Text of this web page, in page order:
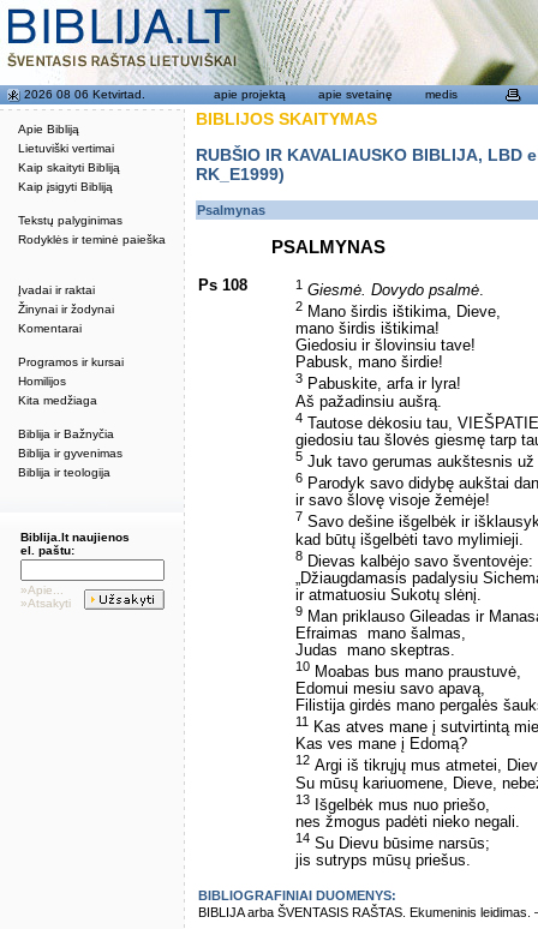
Apie Bibliją
Lietuviški vertimai
Kaip skaityti Bibliją
Kaip įsigyti Bibliją
Tekstų palyginimas
Rodyklės ir teminė paieška
Įvadai ir raktai
Žinynai ir žodynai
Komentarai
Programos ir kursai
Homilijos
Kita medžiaga
Biblija ir Bažnyčia
Biblija ir gyvenimas
Biblija ir teologija
2026 08 06 Ketvirtad. apie projektą apie svetainę medis
Biblija.lt naujienos
el. paštu:
»Apie...
»Atsakyti
BIBLIJOS SKAITYMAS
RUBŠIO IR KAVALIAUSKO BIBLIJA,
RK_E1999)
Psalmynas
PSALMYNAS
Ps 108 1 Giesmė. Dovydo psalmė.
2 Mano širdis ištikima, Dieve,
mano širdis ištikima!
Giedosiu ir šlovinsiu tave!
Pabusk, mano širdie!
3 Pabuskite, arfa ir lyra!
Aš pažadinsiu aušrą.
4 Tautose dėkosiu tau,
giedosiu tau šlovės giesmę tarp
5 Juk tavo gerumas aukštesnis
6 Parodyk savo didybę aukštai
ir savo šlovę visoje žemėje!
7 Savo dešine išgelbėk ir
kad būtų išgelbėti tavo mylimieji.
8 Dievas kalbėjo savo šventovėje:
„Džiaugdamasis padalysiu
ir atmatuosiu Sukotų slėnį.
9 Man priklauso Gileadas ir
Efraimas ­ mano šalmas,
Judas ­ mano skeptras.
10 Moabas bus mano praustuvė,
Edomui mesiu savo apavą,
Filistija girdės mano pergalės
11
Kas atves mane į sutvirtintą
Kas ves mane į Edomą?
12 Argi iš tikrųjų mus atmetei,
Su mūsų kariuomene, Dieve,
13 Išgelbėk mus nuo priešo,
nes žmogus padėti nieko negali.
14 Su Dievu būsime narsūs;
jis sutryps mūsų priešus.
BIBLIOGRAFINIAI DUOMENYS:
BIBLIJA arba ŠVENTASIS RAŠTAS. Ekumeninis